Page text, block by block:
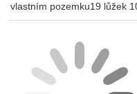
vlastním pozemku19 lůžek